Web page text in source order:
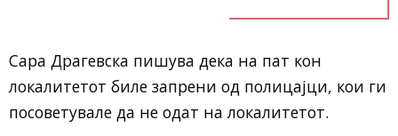
Сара Драгевска пишува дека на пат кон
локалитетот биле запрени од полицајци, кои ги
посоветувале да не одат на локалитетот.